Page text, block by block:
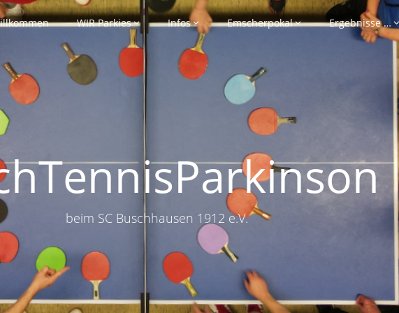
WIR Parkies Infos Emscherpokal Ergebnisse …
beim SC Buschhausen 1912 e.V.